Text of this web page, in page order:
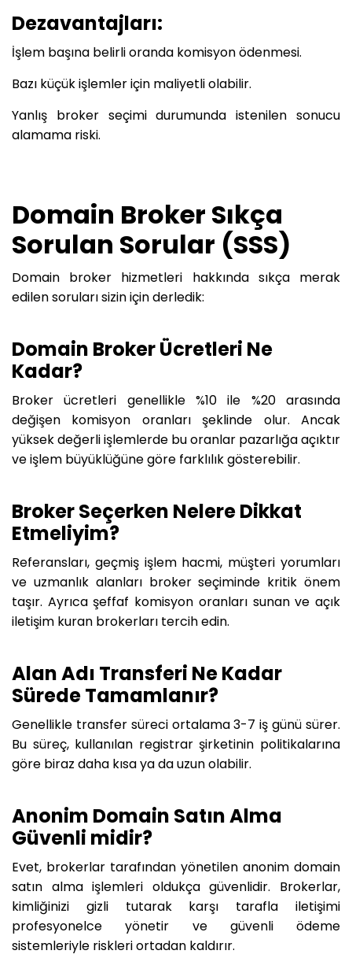
Dezavantajları:
İşlem başına belirli oranda komisyon ödenmesi.
Bazı küçük işlemler için maliyetli olabilir.
Yanlış broker seçimi durumunda istenilen sonucu
alamama riski.
Domain Broker Sıkça
Sorulan Sorular (SSS)
Domain broker hizmetleri hakkında sıkça merak
edilen soruları sizin için derledik:
Domain Broker Ücretleri Ne
Kadar?
Broker ücretleri genellikle %10 ile %20 arasında
değişen komisyon oranları şeklinde olur. Ancak
yüksek değerli işlemlerde bu oranlar pazarlığa açıktır
ve işlem büyüklüğüne göre farklılık gösterebilir.
Broker Seçerken Nelere Dikkat
Etmeliyim?
Referansları, geçmiş işlem hacmi, müşteri yorumları
ve uzmanlık alanları broker seçiminde kritik önem
taşır. Ayrıca şeffaf komisyon oranları sunan ve açık
iletişim kuran brokerları tercih edin.
Alan Adı Transferi Ne Kadar
Sürede Tamamlanır?
Genellikle transfer süreci ortalama 3-7 iş günü sürer.
Bu süreç, kullanılan registrar şirketinin politikalarına
göre biraz daha kısa ya da uzun olabilir.
Anonim Domain Satın Alma
Güvenli midir?
Evet, brokerlar tarafından yönetilen anonim domain
satın alma işlemleri oldukça güvenlidir. Brokerlar,
kimliğinizi gizli tutarak karşı tarafla iletişimi
profesyonelce yönetir ve güvenli ödeme
sistemleriyle riskleri ortadan kaldırır.